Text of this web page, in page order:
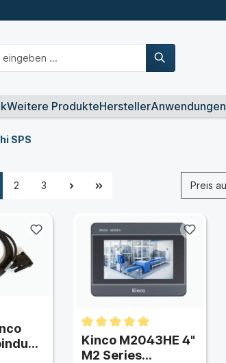
Weitere ProdukteHerstellerAnwendungen
SPS
2 3
Kinco M2043HE 4"
M2 Series